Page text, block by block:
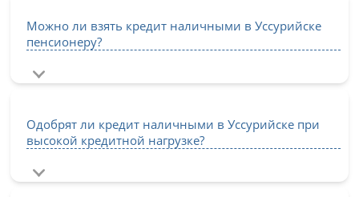
Можно ли взять кредит наличными в Уссурийске
пенсионеру?
Одобрят ли кредит наличными в Уссурийске при
высокой кредитной нагрузке?